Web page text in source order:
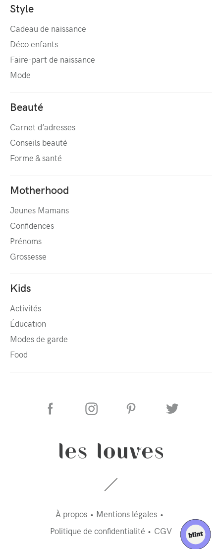
Style
Cadeau de naissance
Déco enfants
Faire-part de naissance
Mode
Beauté
Carnet d’adresses
Conseils beauté
Forme & santé
Motherhood
Jeunes Mamans
Confidences
Prénoms
Grossesse
Kids
Activités
Éducation
Modes de garde
Food
À propos
Mentions légales
Politique de confidentialité
CGV